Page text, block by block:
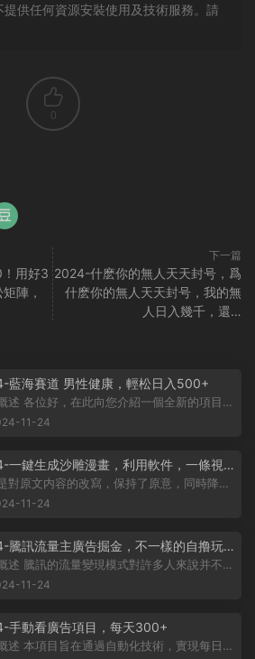
供任何資源安裝使用及技術服務。請
0
用好3
陣，
下一篇
2024-什麽你的無人天天封号，爲
什麽你的無人天天封号，我的無
人日入幾千，還…
藍海賽道 男性健康，輕松日入500+
一個全新的項目，
于男性健康領域。衆所周知...
11-24
一鍵生成沙雕漫畫，利用軟件，一條視
12W+，單日變現1000+
對原文内容的改寫，保持了原意，同時降低
11-24
騰訊流量主廣告掘金，不一樣的自撸玩
賺500-1000+，無設備要求
許多人來說并不陌
多數人對其盈利方式有所了...
11-24
手動看廣告項目，每天300+
技術，實現每日觀